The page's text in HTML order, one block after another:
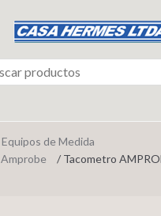
Equipos de Medida
Amprobe
/ Tacometro